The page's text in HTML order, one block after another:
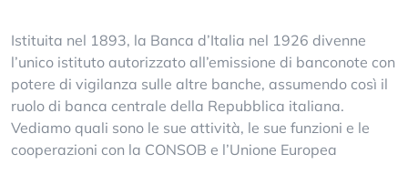
Istituita nel 1893, la Banca d’Italia nel 1926 divenne
l’unico istituto autorizzato all’emissione di banconote con
potere di vigilanza sulle altre banche, assumendo così il
ruolo di banca centrale della Repubblica italiana.
Vediamo quali sono le sue attività, le sue funzioni e le
cooperazioni con la CONSOB e l’Unione Europea